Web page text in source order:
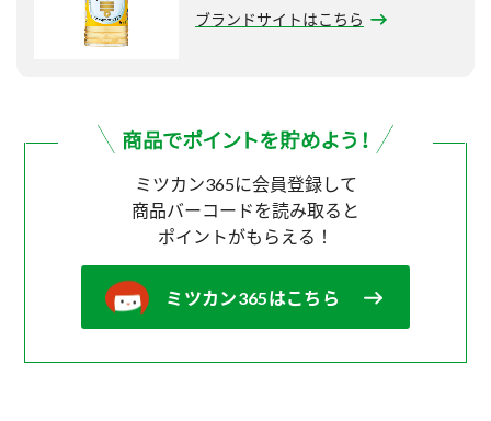
ブランドサイトはこちら
ミツカン365に会員登録して
商品バーコードを読み取ると
ポイントがもらえる！
ミツカン365はこちら